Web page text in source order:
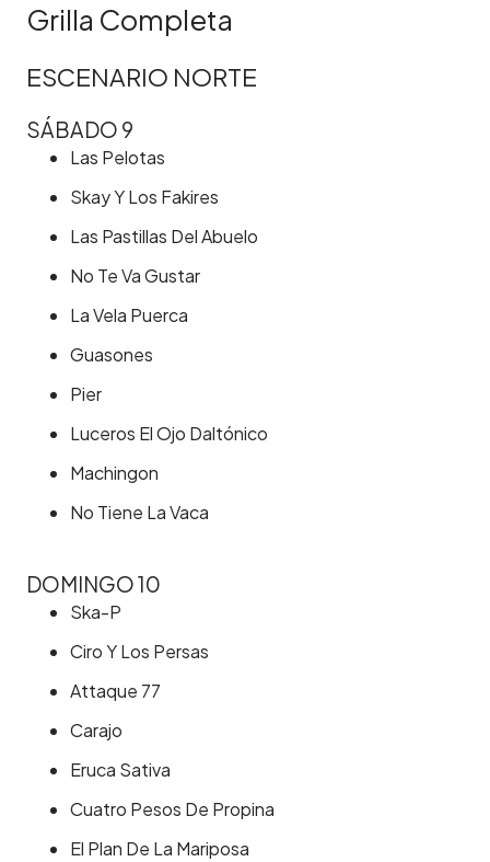
Grilla Completa
ESCENARIO NORTE
SÁBADO 9
Las Pelotas
Skay Y Los Fakires
Las Pastillas Del Abuelo
No Te Va Gustar
La Vela Puerca
Guasones
Pier
Luceros El Ojo Daltónico
Machingon
No Tiene La Vaca
DOMINGO 10
Ska-P
Ciro Y Los Persas
Attaque 77
Carajo
Eruca Sativa
Cuatro Pesos De Propina
El Plan De La Mariposa